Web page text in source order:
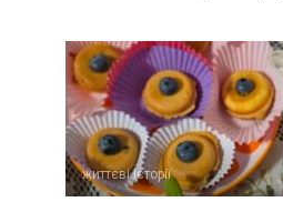
життєві історії